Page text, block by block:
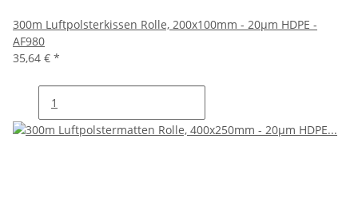
300m Luftpolsterkissen Rolle, 200x100mm - 20µm HDPE -
AF980
35,64 € *